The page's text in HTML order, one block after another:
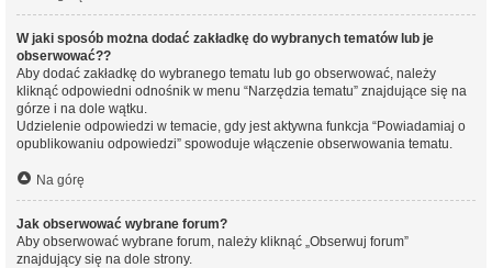
W jaki sposób można dodać zakładkę do wybranych tematów lub je
obserwować??
Aby dodać zakładkę do wybranego tematu lub go obserwować, należy
kliknąć odpowiedni odnośnik w menu “Narzędzia tematu” znajdujące się na
górze i na dole wątku.
Udzielenie odpowiedzi w temacie, gdy jest aktywna funkcja “Powiadamiaj o
opublikowaniu odpowiedzi” spowoduje włączenie obserwowania tematu.
Na górę
Jak obserwować wybrane forum?
Aby obserwować wybrane forum, należy kliknąć „Obserwuj forum”
znajdujący się na dole strony.